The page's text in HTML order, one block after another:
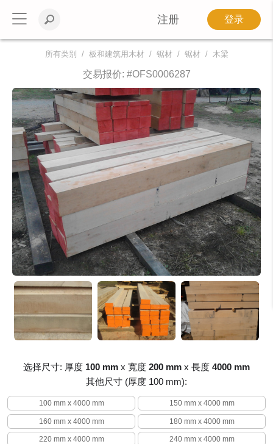
注册 登录
所有类别 板和建筑用木材 锯材 锯材 木梁
交易报价: #OFS0006287
选择尺寸: 厚度 100 mm x 寬度 200 mm x 長度 4000 mm
其他尺寸 (厚度 100 mm):
100 mm x 4000 mm 150 mm x 4000 mm
160 mm x 4000 mm 180 mm x 4000 mm
220 mm x 4000 mm 240 mm x 4000 mm